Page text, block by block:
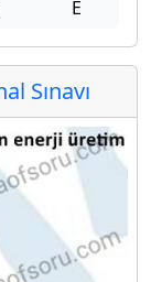
E
Sınavı